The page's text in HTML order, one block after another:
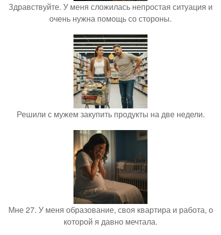
Здравствуйте. У меня сложилась непростая ситуация и
очень нужна помощь со стороны.
Решили с мужем закупить продукты на две недели.
Мне 27. У меня образование, своя квартира и работа, о
которой я давно мечтала.